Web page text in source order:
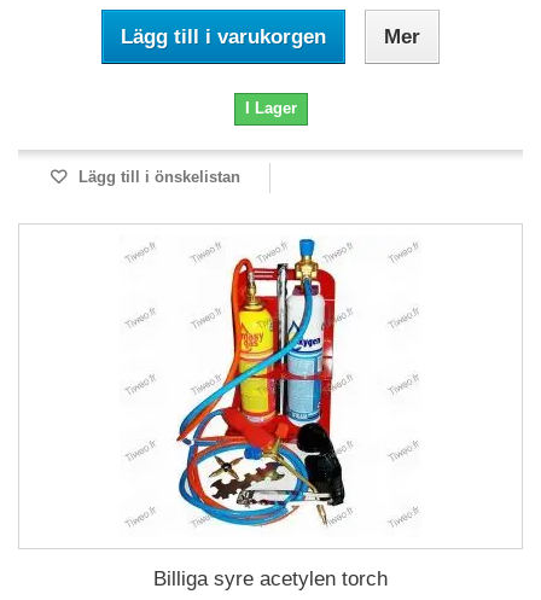
Lägg till i varukorgen Mer
I Lager
Lägg till i önskelistan
Billiga syre acetylen torch